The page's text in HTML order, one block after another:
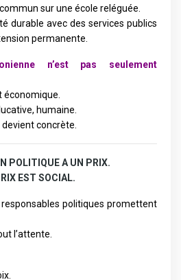
sur une école reléguée.
durable avec des services publics
permanente.
n’est pas seulement
économique.
humaine.
devient concrète.
POLITIQUE A UN PRIX.
EST SOCIAL.
responsables politiques promettent
l’attente.